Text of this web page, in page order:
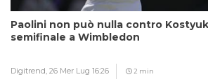
Paolini non può nulla contro
semifinale a Wimbledon
Digitrend, 26 Mer Lug 16:26 2 min